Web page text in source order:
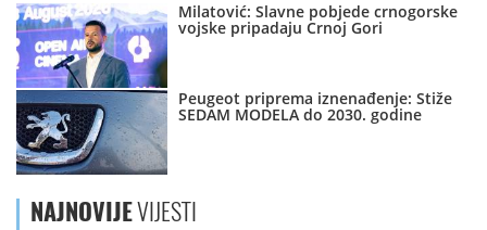
Milatović: Slavne pobjede crnogorske
vojske pripadaju Crnoj Gori
Peugeot priprema iznenađenje: Stiže
SEDAM MODELA do 2030. godine
NAJNOVIJEVIJESTI